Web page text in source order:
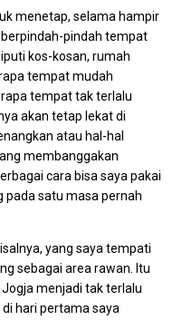
menetap, selama hampir
pindah tempat
kos-kosan, rumah
tempat mudah
tempat tak terlalu
akan tetap lekat di
atau hal-hal
membanggakan
cara bisa saya pakai
satu masa pernah
yang saya tempati
sebagai area rawan. Itu
menjadi tak terlalu
di hari pertama saya